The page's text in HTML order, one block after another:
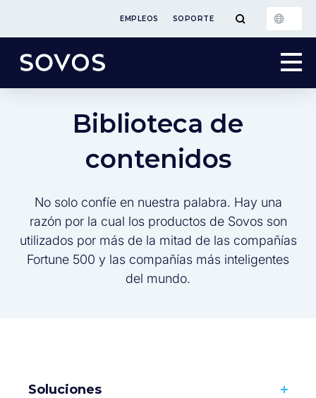
EMPLEOS SOPORTE
Biblioteca de
contenidos
No solo confíe en nuestra palabra. Hay una
razón por la cual los productos de Sovos son
utilizados por más de la mitad de las compañías
Fortune 500 y las compañías más inteligentes
del mundo.
Soluciones